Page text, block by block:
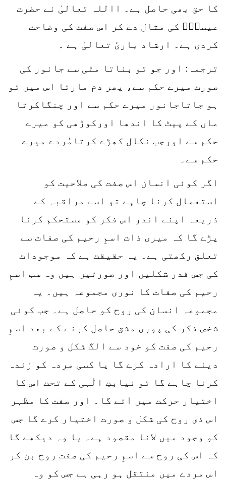
کا حق بھی حاصل ہے۔ االلہ تعالیٰ نے حضرت
عیسیٰؑ کی مثال دے کر اس صفت کی وضاحت
کردی ہے۔ ارشاد باریٔ تعالیٰ ہے ۔
ترجمہ: اور جو تو بناتا مٹی سے جانور کی
صورت میرے حکم سے، پھر دم مارتا اس میں تو
ہو جاتاجانور میرے حکم سے اور چنگاکرتا
ماں کے پیٹ کا اندھا اورکوڑھی کو میرے
حکم سے اورجب نکال کھڑے کرتامُردے میرے
حکم سے۔
اگر کوئی انسان اس صفت کی صلاحیت کو
استعمال کرنا چاہے تو اسے مراقبہ کے
ذریعہ اپنے اندر اس فکر کو مستحکم کرنا
پڑے گا کہ میری ذات اسمِ رحیم کی صفات سے
تعلق رکھتی ہے۔ یہ حقیقت ہے کہ موجودات
کی جس قدر شکلیں اور صورتیں ہیں وہ سب اسمِ
رحیم کی صفات کا نوری مجموعہ ہیں۔ یہ
مجموعہ انسان کی روح کو حاصل ہے۔ جب کوئی
شخص فکر کی پوری مشق حاصل کرنے کے بعد اسمِ
رحیم کی صفت کو خود سے الگ شکل و صورت
دینے کا ارادہ کرے گا یا کسی مردہ کو زندہ
کرنا چاہے گا تو نیابتِ الٰہی کے تحت اس کا
اختیار حرکت میں آئے گا۔ اور صفت کا مظہر
اس ذی روح کی شکل و صورت اختیار کرے گا جس
کو وجود میں لانا مقصود ہے۔ یا وہ دیکھے گا
کہ اس کی روح سے اسمِ رحیم کی صفت روح بن کر
اس مردے میں منتقل ہو رہی ہے جس کو وہ